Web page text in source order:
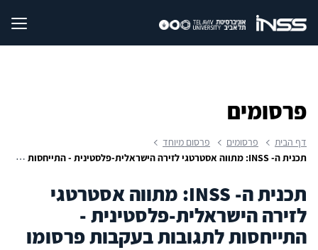
פרסומים
דף הבית פרסומים
פרסום מיוחד
תכנית ה- INSS: מתווה אסטרטגי לזירה הישראלית-פלסטינית - התייחסות לתגובות בעקבות פרסומו
תכנית ה- INSS: מתווה אסטרטגי
לזירה הישראלית-פלסטינית -
התייחסות לתגובות בעקבות פרסומו